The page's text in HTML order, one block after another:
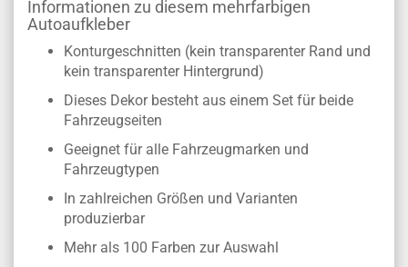
Informationen zu diesem mehrfarbigen
Autoaufkleber
Konturgeschnitten (kein transparenter Rand und
kein transparenter Hintergrund)
Dieses Dekor besteht aus einem Set für beide
Fahrzeugseiten
Geeignet für alle Fahrzeugmarken und
Fahrzeugtypen
In zahlreichen Größen und Varianten
produzierbar
Mehr als 100 Farben zur Auswahl